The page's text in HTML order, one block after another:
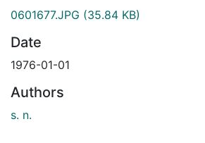
0601677.JPG (35.84 KB)
Date
1976-01-01
Authors
s. n.